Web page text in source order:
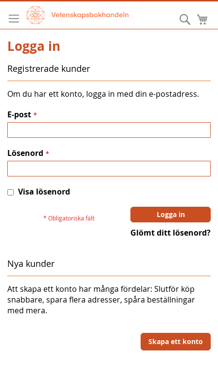
Hoppa
till
innehållet
Sök
Logga in
Registrerade kunder
Om du har ett konto, logga in med din e-postadress.
E-post
Lösenord
Visa lösenord
Logga in
Glömt ditt lösenord?
Nya kunder
Att skapa ett konto har många fördelar: Slutför köp
snabbare, spara flera adresser, spåra beställningar
med mera.
Skapa ett konto